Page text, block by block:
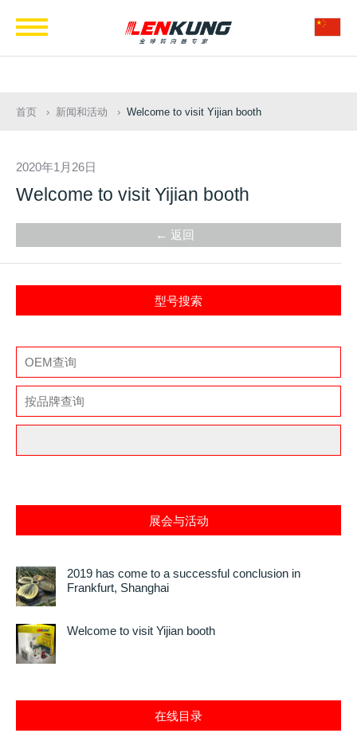
首页 新闻和活动 Welcome to visit Yijian booth
2020年1月26日
Welcome to visit Yijian booth
← 返回
型号搜索
展会与活动
2019 has come to a successful conclusion in
Frankfurt, Shanghai
Welcome to visit Yijian booth
在线目录